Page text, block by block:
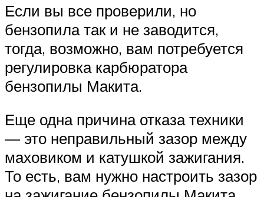
Если вы все проверили, но
бензопила так и не заводится,
тогда, возможно, вам потребуется
регулировка карбюратора
бензопилы Макита.
Еще одна причина отказа техники
— это неправильный зазор между
маховиком и катушкой зажигания.
То есть, вам нужно настроить зазор